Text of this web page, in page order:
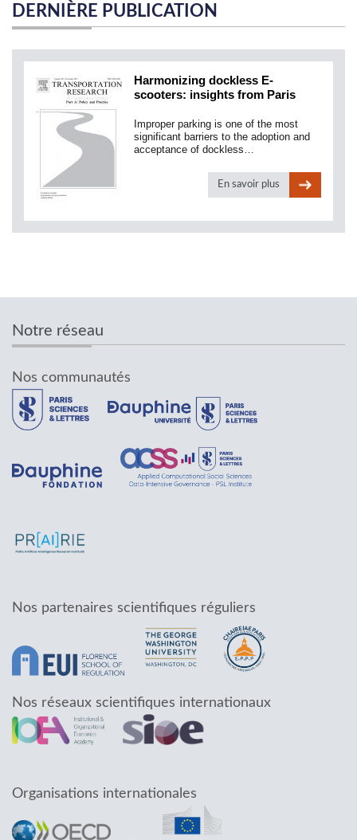
DERNIÈRE PUBLICATION
Harmonizing dockless E-
scooters: insights from Paris
Improper parking is one of the most
significant barriers to the adoption and
acceptance of dockless…
En savoir plus
Notre réseau
Nos communautés
Nos partenaires scientifiques réguliers
Nos réseaux scientifiques internationaux
Organisations internationales